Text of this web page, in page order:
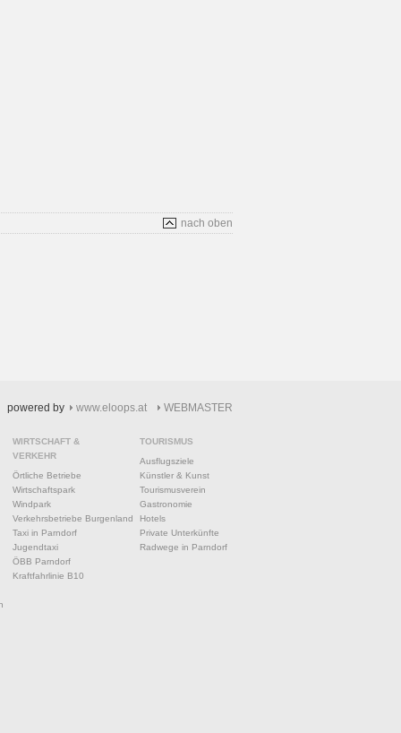
nach oben
powered by www.eloops.at WEBMASTER
WIRTSCHAFT &
VERKEHR
Örtliche Betriebe
Wirtschaftspark
Windpark
Verkehrsbetriebe Burgenland
Taxi in Parndorf
Jugendtaxi
ÖBB Parndorf
Kraftfahrlinie B10
TOURISMUS
Ausflugsziele
Künstler & Kunst
Tourismusverein
Gastronomie
Hotels
Private Unterkünfte
Radwege in Parndorf